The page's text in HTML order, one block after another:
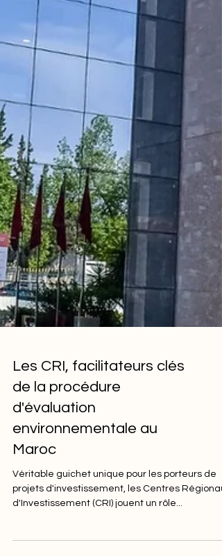
Les CRI, facilitateurs clés
de la procédure
environnementale au